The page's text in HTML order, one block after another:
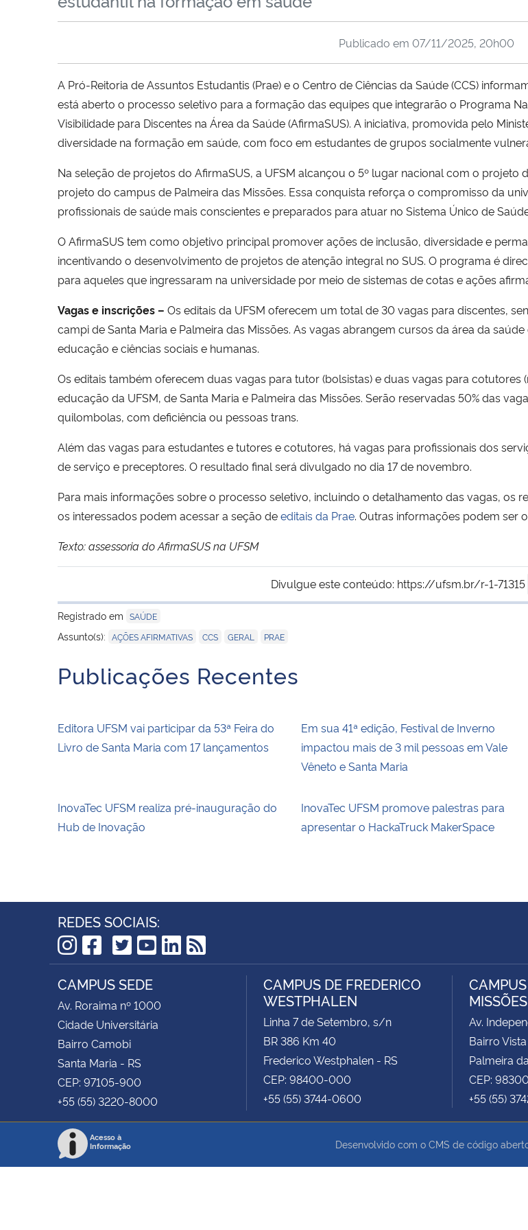
Publicado em 07/11/2025, 20h00
A Pró-Reitoria de Assuntos Estudantis (Prae) e o Centro de Ciências da Saúde (CCS)
está aberto o processo seletivo para a formação das equipes que integrarão o Programa
Visibilidade para Discentes na Área da Saúde (AfirmaSUS). A iniciativa, promovida pelo
diversidade na formação em saúde, com foco em estudantes de grupos socialmente
Na seleção de projetos do AfirmaSUS, a UFSM alcançou o 5º lugar nacional com o projeto
projeto do campus de Palmeira das Missões. Essa conquista reforça o compromisso da
profissionais de saúde mais conscientes e preparados para atuar no Sistema Único de
O AfirmaSUS tem como objetivo principal promover ações de inclusão, diversidade e
incentivando o desenvolvimento de projetos de atenção integral no SUS. O programa é
para aqueles que ingressaram na universidade por meio de sistemas de cotas e ações
Vagas e inscrições – Os editais da UFSM oferecem um total de 30 vagas para discentes,
campi de Santa Maria e Palmeira das Missões. As vagas abrangem cursos da área da
educação e ciências sociais e humanas.
Os editais também oferecem duas vagas para tutor (bolsistas) e duas vagas para
educação da UFSM, de Santa Maria e Palmeira das Missões. Serão reservadas 50% das
quilombolas, com deficiência ou pessoas trans.
Além das vagas para estudantes e tutores e cotutores, há vagas para profissionais dos
de serviço e preceptores. O resultado final será divulgado no dia 17 de novembro.
Para mais informações sobre o processo seletivo, incluindo o detalhamento das vagas, os
os interessados podem acessar a seção deeditais da Prae. Outras informações podem ser
Texto: assessoria do AfirmaSUS na UFSM
Divulgue este conteúdo: https://ufsm.br/r-1-71315
Registrado em SAÚDE
Assunto(s): AÇÕES AFIRMATIVAS CCS GERAL PRAE
Publicações Recentes
Editora UFSM vai participar da 53ª Feira do
Livro de Santa Maria com 17 lançamentos
Em sua 41ª edição, Festival de Inverno
impactou mais de 3 mil pessoas em Vale
Vêneto e Santa Maria
InovaTec UFSM realiza pré-inauguração do
Hub de Inovação
InovaTec UFSM promove palestras para
apresentar o HackaTruck MakerSpace
REDES SOCIAIS:
Instagram
Facebook
TikTok
Twitter
YouTube
LinkedIn
RSS
CAMPUS SEDE
Av. Roraima nº 1000
Cidade Universitária
Bairro Camobi
Santa Maria - RS
CEP: 97105-900
+55 (55) 3220-8000
CAMPUS DE FREDERICO
WESTPHALEN
Linha 7 de Setembro, s/n
BR 386 Km 40
Frederico Westphalen - RS
CEP: 98400-000
+55 (55) 3744-0600
MISSÕES
Av.
Bairro
Palmeira
CEP:
+55 (55)
Acesso à
Informação
Desenvolvido com o CMS de código